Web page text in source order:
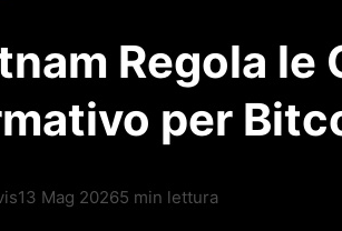
Regola le
per
13 Mag 20265 min lettura